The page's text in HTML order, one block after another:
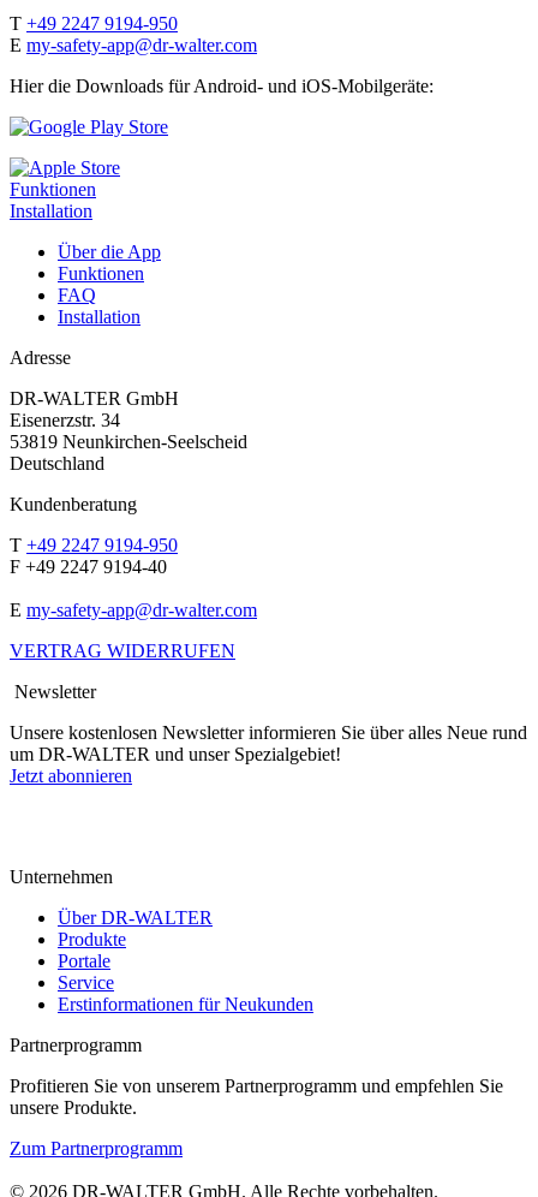
T +49 2247 9194-950
E my-safety-app@dr-walter.com
Hier die Downloads für Android- und iOS-Mobilgeräte:
Funktionen
Installation
Über die App
Funktionen
FAQ
Installation
Adresse
DR-WALTER GmbH
Eisenerzstr. 34
53819 Neunkirchen-Seelscheid
Deutschland
Kundenberatung
T +49 2247 9194-950
F +49 2247 9194-40
E my-safety-app@dr-walter.com
VERTRAG WIDERRUFEN
Newsletter
Unsere kostenlosen Newsletter informieren Sie über alles Neue rund
um DR-WALTER und unser Spezialgebiet!
Jetzt abonnieren
Unternehmen
Über DR-WALTER
Produkte
Portale
Service
Erstinformationen für Neukunden
Partnerprogramm
Profitieren Sie von unserem Partnerprogramm und empfehlen Sie
unsere Produkte.
Zum Partnerprogramm
© 2026 DR-WALTER GmbH. Alle Rechte vorbehalten.